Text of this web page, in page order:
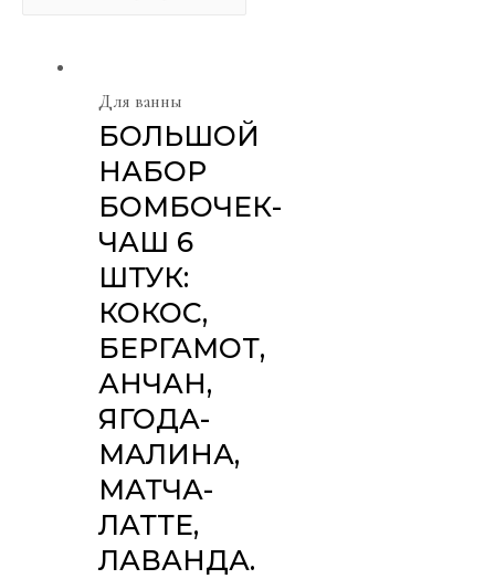
Для ванны
БОЛЬШОЙ
НАБОР
БОМБОЧЕК-
ЧАШ 6
ШТУК:
КОКОС,
БЕРГАМОТ,
АНЧАН,
ЯГОДА-
МАЛИНА,
МАТЧА-
ЛАТТЕ,
ЛАВАНДА.